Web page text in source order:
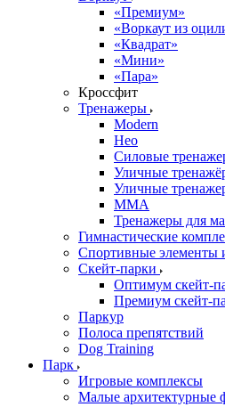
«Премиум»
«Воркаут из
«Квадрат»
«Мини»
«Пара»
Кроссфит
Тренажеры
Modern
Нео
Силовые
Уличные
Уличные
ММА
Тренажеры для
Гимнастические
Спортивные элементы
Скейт-парки
Оптимум скейт-
Премиум скейт-
Паркур
Полоса препятствий
Dog Training
Парк
Игровые комплексы
Малые архитектурные